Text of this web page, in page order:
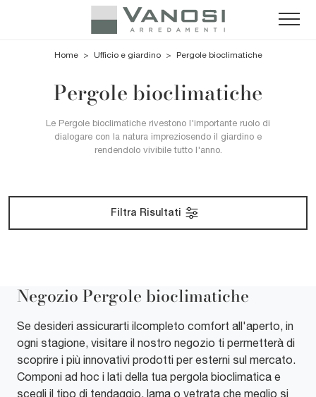
Home > Ufficio e giardino > Pergole bioclimatiche
Pergole bioclimatiche
Le Pergole bioclimatiche rivestono l'importante ruolo di
dialogare con la natura impreziosendo il giardino e
rendendolo vivibile tutto l'anno.
Filtra Risultati
Negozio Pergole bioclimatiche
Se desideri assicurarti ilcompleto comfort all'aperto, in
ogni stagione, visitare il nostro negozio ti permetterà di
scoprire i più innovativi prodotti per esterni sul mercato.
Componi ad hoc i lati della tua pergola bioclimatica e
scegli il tipo di tendaggio, lama o vetrata che meglio si